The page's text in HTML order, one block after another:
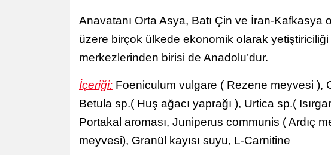
Anavatanı Orta Asya, Batı Çin ve İran-
üzere birçok ülkede ekonomik olarak yetiştiriciliği
merkezlerinden birisi de Anadolu’dur.
İçeriği: Foeniculum vulgare ( Rezene meyvesi ),
Betula sp.( Huş ağacı yaprağı ), Urtica sp.(
Portakal aroması, Juniperus communis ( Ardıç
meyvesi), Granül kayısı suyu, L-Carnitine